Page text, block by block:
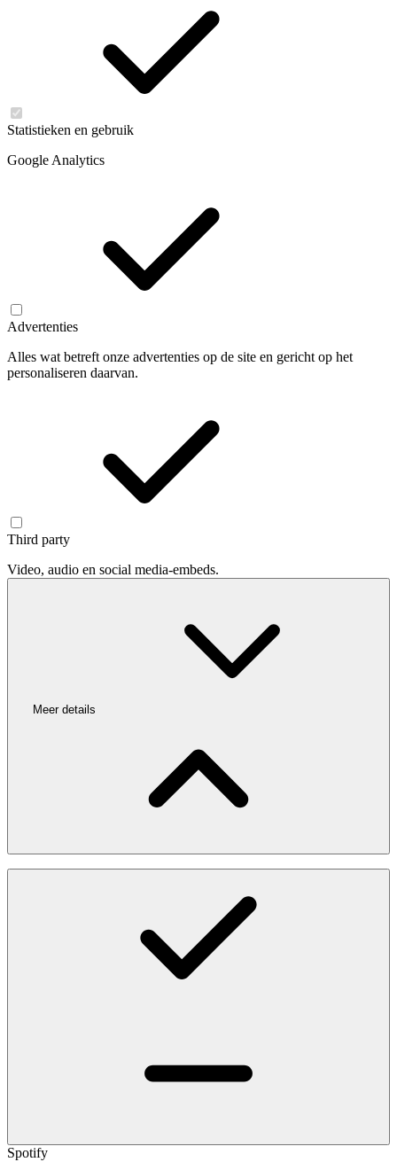
Statistieken en gebruik
Google Analytics
Advertenties
Alles wat betreft onze advertenties op de site en gericht op het
personaliseren daarvan.
Third party
Video, audio en social media-embeds.
Meer details
Spotify